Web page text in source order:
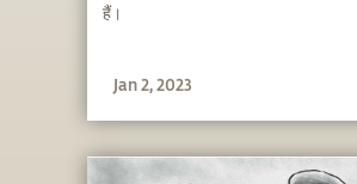
Jan 2, 2023